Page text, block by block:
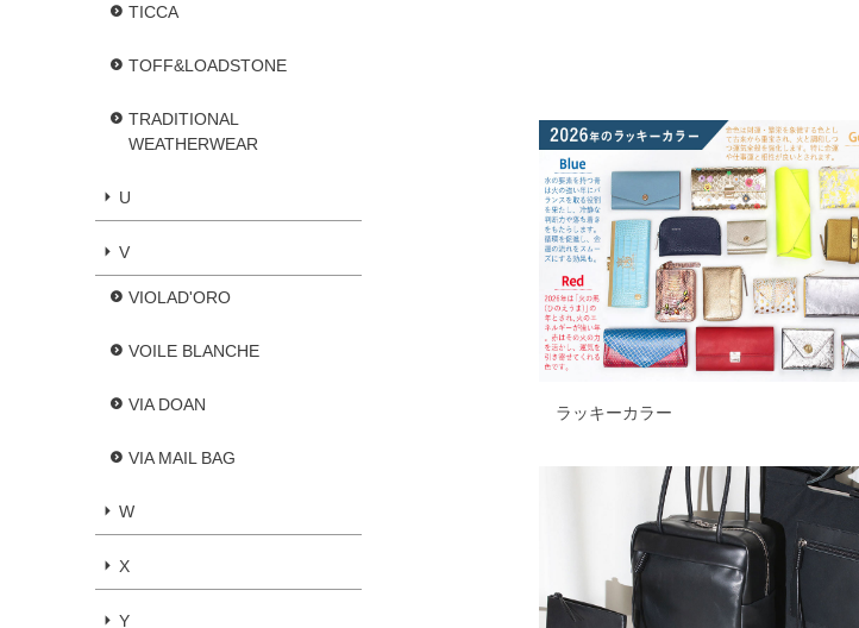
TICCA
TOFF&LOADSTONE
TRADITIONAL
WEATHERWEAR
U
V
VIOLAD'ORO
VOILE BLANCHE
VIA DOAN
VIA MAIL BAG
W
X
Y
ラッキーカラー